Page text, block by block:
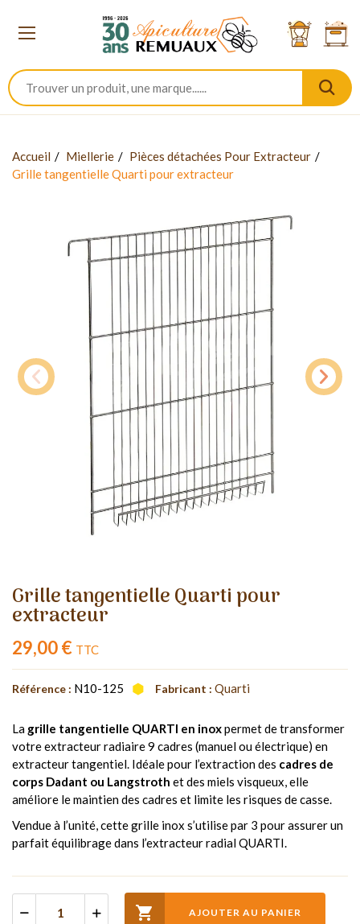
Accueil Miellerie
Pièces détachées Pour Extracteur
Grille tangentielle Quarti pour extracteur
Grille tangentielle Quarti pour
extracteur
29,00 € TTC
Référence : N10-125 Fabricant : Quarti
La grille tangentielle QUARTI en inoxpermet de transformer
votre extracteur radiaire 9 cadres (manuel ou électrique) en
extracteur tangentiel. Idéale pour l’extraction des cadres de
corps Dadant ou Langstroth et des miels visqueux, elle
améliore le maintien des cadres et limite les risques de casse.
Vendue à l’unité, cette grille inox s’utilise par 3 pour assurer un
parfait équilibrage dans l’extracteur radial QUARTI.
 AJOUTER AU PANIER